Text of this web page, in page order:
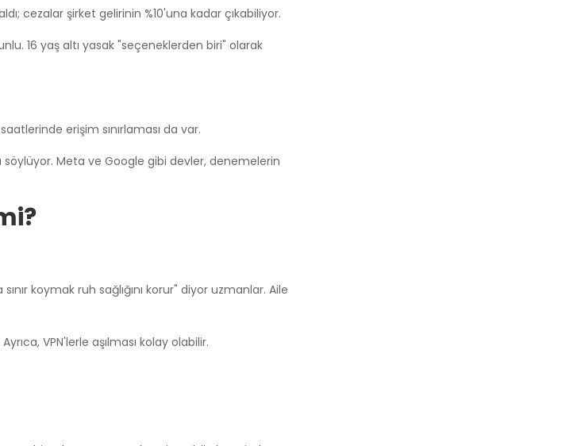
cezalar şirket gelirinin %10'una kadar çıkabiliyor.
16 yaş altı yasak "seçeneklerden biri" olarak
erişim sınırlaması da var.
Meta ve Google gibi devler, denemelerin
koymak ruh sağlığını korur" diyor uzmanlar. Aile
VPN'lerle aşılması kolay olabilir.